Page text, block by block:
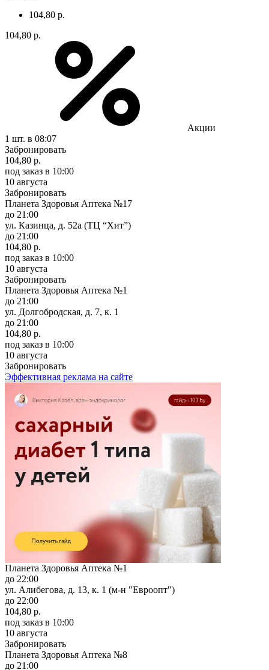
104,80 р.
104,80 р.
Акции
1 шт. в 08:07
Забронировать
104,80 р.
под заказ в 10:00
10 августа
Забронировать
Планета Здоровья Аптека №17
до 21:00
ул. Казинца, д. 52а (ТЦ “Хит”)
до 21:00
104,80 р.
под заказ в 10:00
10 августа
Забронировать
Планета Здоровья Аптека №1
до 21:00
ул. Долгобродская, д. 7, к. 1
до 21:00
104,80 р.
под заказ в 10:00
10 августа
Забронировать
Эффективная реклама на сайте
Планета Здоровья Аптека №1
до 22:00
ул. Алибегова, д. 13, к. 1 (м-н "Евроопт")
до 22:00
104,80 р.
под заказ в 10:00
10 августа
Забронировать
Планета Здоровья Аптека №8
до 21:00